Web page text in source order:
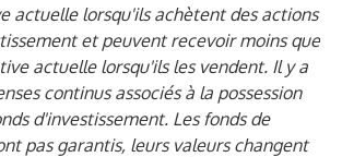
actuelle lorsqu'ils achètent des actions
et peuvent recevoir moins que
actuelle lorsqu'ils les vendent. Il y a
continus associés à la possession
d'investissement. Les fonds de
pas garantis, leurs valeurs changent